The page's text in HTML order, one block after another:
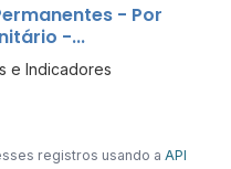
- Por
-...
e Indicadores
registros usando a API